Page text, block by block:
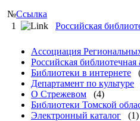
№Ссылка
1
Российская
Ассоциация
Российская библиотечная
Библиотеки в интернете
Департамент по культуре
О Стрежевом
(4)
Библиотеки Томской
Электронный каталог
(1)